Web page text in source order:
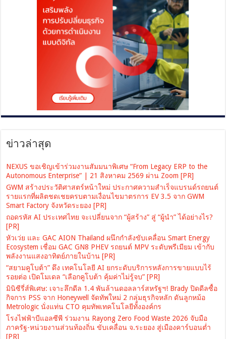
ข่าวล่าสุด
NEXUS ขอเชิญเข้าร่วมงานสัมมนาพิเศษ “From Legacy ERP to the
Autonomous Enterprise” | 21 สิงหาคม 2569 ผ่าน Zoom [PR]
GWM สร้างประวัติศาสตร์หน้าใหม่ ประกาศความสำเร็จแบรนด์รถยนต์
รายแรกที่ผลิตชดเชยครบตามเงื่อนไขมาตรการ EV 3.5 จาก GWM
Smart Factory จังหวัดระยอง [PR]
ถอดรหัส AI ประเทศไทย จะเปลี่ยนจาก “ผู้สร้าง” สู่ “ผู้นำ” ได้อย่างไร?
[PR]
หัวเว่ย และ GAC AION Thailand ผนึกกำลังขับเคลื่อน Smart Energy
Ecosystem เชื่อม GAC GN8 PHEV รถยนต์ MPV ระดับพรีเมียม เข้ากับ
พลังงานแสงอาทิตย์ภายในบ้าน [PR]
“สยามคูโบต้า” ดึง เทคโนโลยี AI ยกระดับบริการหลังการขายแบบไร้
รอยต่อ เปิดโมเดล “เลือกคูโบต้า คุ้มค่าไม่รู้จบ” [PR]
มินิซีรี่ส์พิเศษ: เจาะลึกดีล 1.4 พันล้านดอลลาร์สหรัฐฯ! Brady ปิดดีลซื้อ
กิจการ PSS จาก Honeywell จัดทัพใหม่ 2 กลุ่มธุรกิจหลัก ดันลูกหม้อ
Metrologic นั่งแท่น CTO คุมทัพเทคโนโลยีทั้งองค์กร
โรงไฟฟ้าบีแอลซีพี ร่วมงาน Rayong Zero Food Waste 2026 จับมือ
ภาครัฐ-หน่วยงานส่วนท้องถิ่น ขับเคลื่อน จ.ระยอง สู่เมืองคาร์บอนต่ำ
[PR]